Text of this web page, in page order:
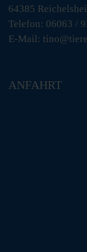
64385
Telefon: 06063 /
E-Mail:
ANFAHRT